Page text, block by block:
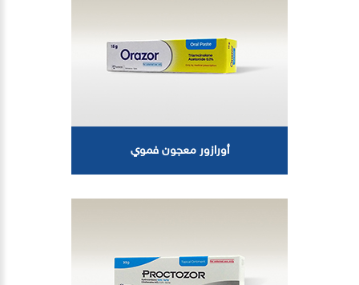
أورازور معجون فموي